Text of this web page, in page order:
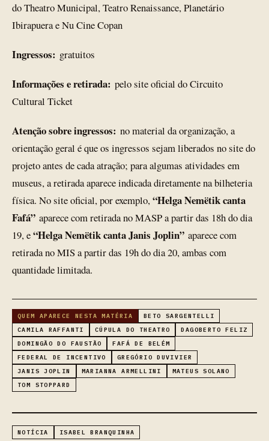
do Theatro Municipal, Teatro Renaissance, Planetário
Ibirapuera e Nu Cine Copan
Ingressos: gratuitos
Informações e retirada: pelo site oficial do Circuito
Cultural Ticket
Atenção sobre ingressos: no material da organização, a
orientação geral é que os ingressos sejam liberados no site do
projeto antes de cada atração; para algumas atividades em
museus, a retirada aparece indicada diretamente na bilheteria
física. No site oficial, por exemplo,“Helga Nemëtik canta
Fafá” aparece com retirada no MASP a partir das 18h do dia
19, e“Helga Nemëtik canta Janis Joplin” aparece com
retirada no MIS a partir das 19h do dia 20, ambas com
quantidade limitada.
QUEM APARECE NESTA MATÉRIA
BETO SARGENTELLI
CAMILA RAFFANTI
CÚPULA DO THEATRO
DAGOBERTO FELIZ
DOMINGÃO DO FAUSTÃO
FAFÁ DE BELÉM
FEDERAL DE INCENTIVO
GREGÓRIO DUVIVIER
JANIS JOPLIN
MARIANNA ARMELLINI
MATEUS SOLANO
TOM STOPPARD
NOTÍCIA ISABEL BRANQUINHA